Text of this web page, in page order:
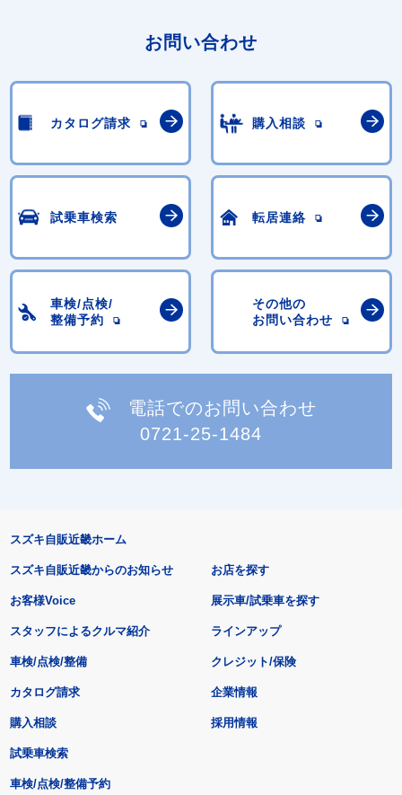
お問い合わせ
カタログ請求 購入相談
試乗車検索 転居連絡
車検/点検/
整備予約
その他の
お問い合わせ
電話でのお問い合わせ
0721-25-1484
スズキ自販近畿ホーム
スズキ自販近畿からのお知らせ
お客様Voice
スタッフによるクルマ紹介
お店を探す
展示車/試乗車を探す
ラインアップ
車検/点検/整備 クレジット/保険
カタログ請求
購入相談
試乗車検索
車検/点検/整備予約
企業情報
採用情報